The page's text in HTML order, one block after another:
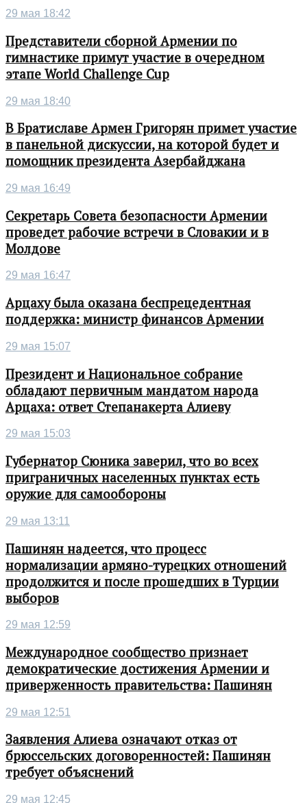
29 мая 18:42
Представители сборной Армении по
гимнастике примут участие в очередном
этапе World Challenge Cup
29 мая 18:40
В Братиславе Армен Григорян примет участие
в панельной дискуссии, на которой будет и
помощник президента Азербайджана
29 мая 16:49
Секретарь Совета безопасности Армении
проведет рабочие встречи в Словакии и в
Молдове
29 мая 16:47
Арцаху была оказана беспрецедентная
поддержка: министр финансов Армении
29 мая 15:07
Президент и Национальное собрание
обладают первичным мандатом народа
Арцаха: ответ Степанакерта Алиеву
29 мая 15:03
Губернатор Сюника заверил, что во всех
приграничных населенных пунктах есть
оружие для самообороны
29 мая 13:11
Пашинян надеется, что процесс
нормализации армяно-турецких отношений
продолжится и после прошедших в Турции
выборов
29 мая 12:59
Международное сообщество признает
демократические достижения Армении и
приверженность правительства: Пашинян
29 мая 12:51
Заявления Алиева означают отказ от
брюссельских договоренностей: Пашинян
требует объяснений
29 мая 12:45